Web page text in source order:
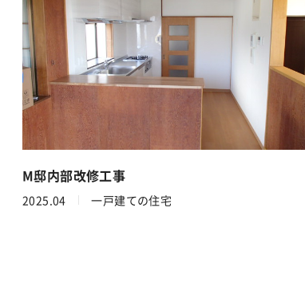
M邸内部改修工事
2025.04 一戸建ての住宅